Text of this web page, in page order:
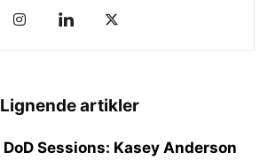
Lignende artikler
DoD Sessions: Kasey Anderson